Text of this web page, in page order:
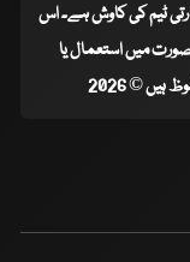
ٹیم کی کاوش ہے۔ اس
میں استعمال یا
© 2026